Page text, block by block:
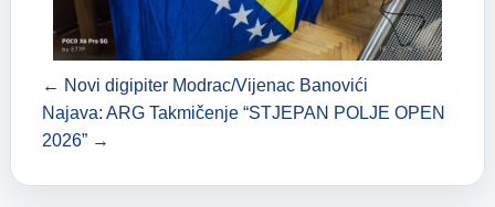
← Novi digipiter Modrac/Vijenac Banovići
Najava: ARG Takmičenje “STJEPAN POLJE OPEN
2026” →